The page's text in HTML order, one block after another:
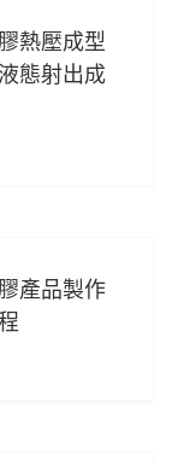
熱壓成型
態射出成
產品製作